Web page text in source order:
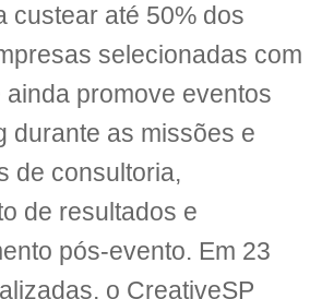
custear até 50% dos
selecionadas com
ainda promove eventos
durante as missões e
de consultoria,
de resultados e
pós-evento. Em 23
o CreativeSP